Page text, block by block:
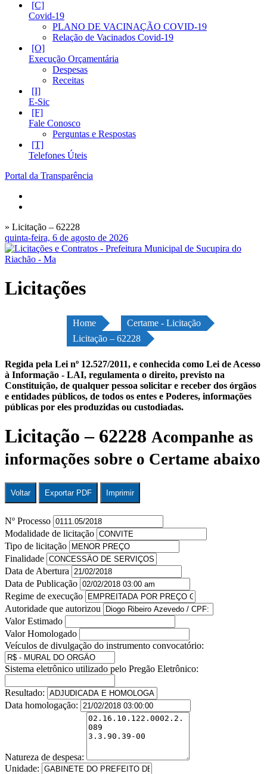
Covid-19
PLANO DE VACINAÇÃO COVID-19
Relação de Vacinados Covid-19
Execução Orçamentária
Despesas
Receitas
E-Sic
Fale Conosco
Perguntas e Respostas
Telefones Úteis
Portal da Transparência
» Licitação – 62228
quinta-feira, 6 de agosto de 2026
Licitações
Home
Certame - Licitação
Licitação – 62228
Regida pela Lei nº 12.527/2011, e conhecida como Lei de Acesso
à Informação - LAI, regulamenta o direito, previsto na
Constituição, de qualquer pessoa solicitar e receber dos órgãos
e entidades públicos, de todos os entes e Poderes, informações
públicas por eles produzidas ou custodiadas.
Licitação – 62228 Acompanhe as
informações sobre o Certame abaixo
Voltar Exportar PDF Imprimir
Nº Processo
Modalidade de licitação
Tipo de licitação
Finalidade
Data de Abertura
Data de Publicação
Regime de execução
Autoridade que autorizou
Valor Estimado
Valor Homologado
Veículos de divulgação do instrumento convocatório:
Sistema eletrônico utilizado pelo Pregão Eletrônico:
Resultado:
Data homologação:
Natureza de despesa:
Unidade: